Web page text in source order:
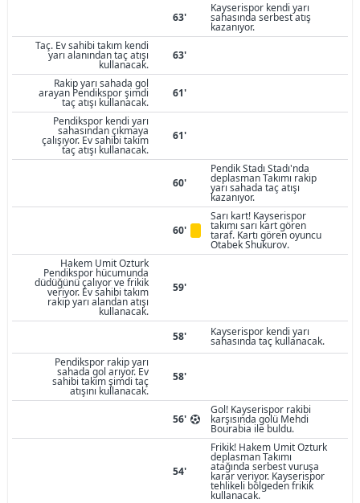
63'
Kayserispor kendi yarı
sahasında serbest atış
kazanıyor.
Taç. Ev sahibi takım kendi
yarı alanından taç atışı
kullanacak.
63'
Rakip yarı sahada gol
arayan Pendikspor şimdi
taç atışı kullanacak.
61'
Pendikspor kendi yarı
sahasından çıkmaya
çalışıyor. Ev sahibi takım
taç atışı kullanacak.
61'
60'
Pendik Stadı Stadı'nda
deplasman Takımı rakip
yarı sahada taç atışı
kazanıyor.
60'
Sarı kart! Kayserispor
takımı sarı kart gören
taraf. Kartı gören oyuncu
Otabek Shukurov.
Hakem Umit Ozturk
Pendikspor hücumunda
düdüğünü çalıyor ve frikik
veriyor. Ev sahibi takım
rakip yarı alandan atışı
kullanacak.
59'
58' Kayserispor kendi yarı
sahasında taç kullanacak.
Pendikspor rakip yarı
sahada gol arıyor. Ev
sahibi takım şimdi taç
atışını kullanacak.
58'
56'
Gol! Kayserispor rakibi
karşısında golü Mehdi
Bourabia ile buldu.
54'
Frikik! Hakem Umit Ozturk
deplasman Takımı
atağında serbest vuruşa
karar veriyor. Kayserispor
tehlikeli bölgeden frikik
kullanacak.